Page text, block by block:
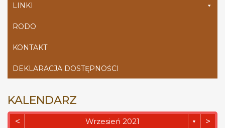
LINKI
RODO
KONTAKT
DEKLARACJA DOSTĘPNOŚCI
KALENDARZ
< Wrzesień 2021 ▼ >